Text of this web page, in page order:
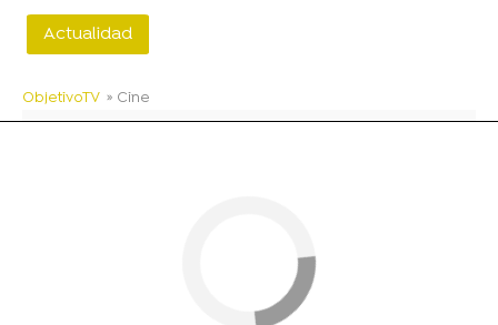
Actualidad
ObjetivoTV » Cine